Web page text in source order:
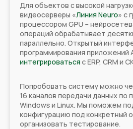
Для объектов с высокой
видеосерверы «Линия Neuro» с
процессором GPU –
операций обрабатывает
параллельно. Открытый
программирования приложений
интегрироваться с ERP, CRM и
Попробовать систему можно
16 каналов передачи данных по
Windows и Linux. Мы поможем
конфигурацию под конкретный
организовать тестирование.